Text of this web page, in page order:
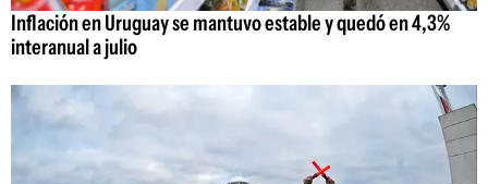
Inflación en Uruguay se mantuvo estable y quedó en 4,3%
interanual a julio